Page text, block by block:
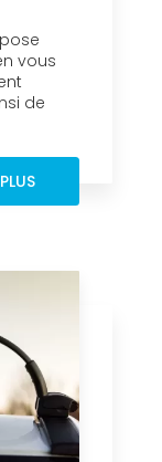
vous
de